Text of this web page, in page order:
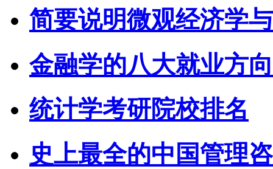
简要说明微观经济学
金融学的八大就业方
统计学考研院校排名
史上最全的中国管理